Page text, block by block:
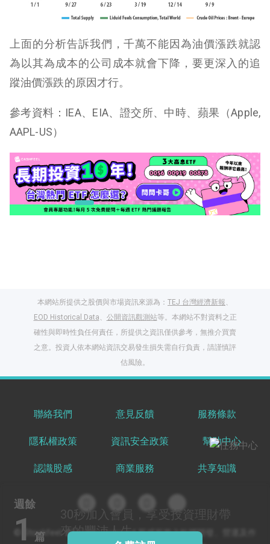
上面的分析告訴我們，千萬不能因為油價漲跌就認
為以其為成本的公司成本就會下降，要更深入的追
蹤油價漲跌的原因才行。
參考資料：IEA、EIA、證交所、中時、蘋果（Apple,
AAPL-US）
週餘
1 篇
30秒加入會員，享受投資理財帶
來的豐沛人生
本網站所提供之股價與市場資訊來源為： TEJ 台灣經濟新報
EOD Historical Data
公開資訊觀測站等。本網站不對資料之正
確性與即時性負任何責任，所提供之資訊僅供參考，無推介買賣
之意。投資人依本網站資訊交易發生損失需自行負責，請謹慎評
估風險。
聯絡我們 意見反饋 服務條款
隱私權政策 資訊安全政策 幫助中心
認識股感 商業服務 共享知識
© Stockfeel. All rights reserved 股感服務之軟體開發、營運及作
出國就缺這咖？股